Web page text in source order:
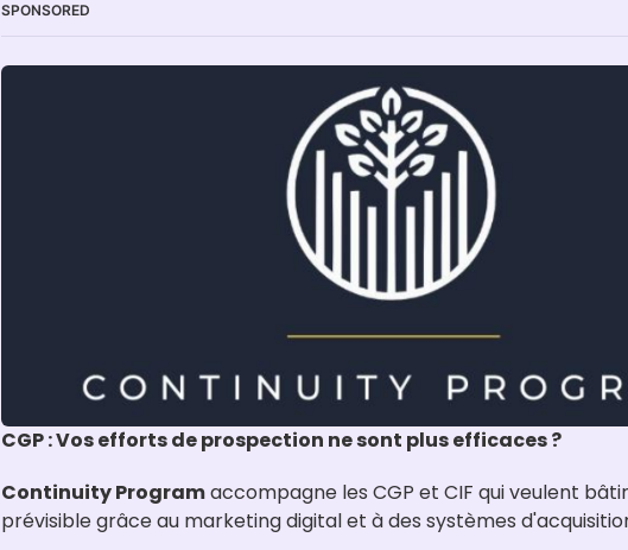
SPONSORED
CGP : Vos efforts de prospection ne sont plus efficaces ?
Continuity Program accompagne les CGP et CIF qui veulent
prévisible grâce au marketing digital et à des systèmes